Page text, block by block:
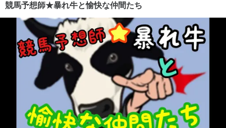
競馬予想師★暴れ牛と愉快な仲間たち